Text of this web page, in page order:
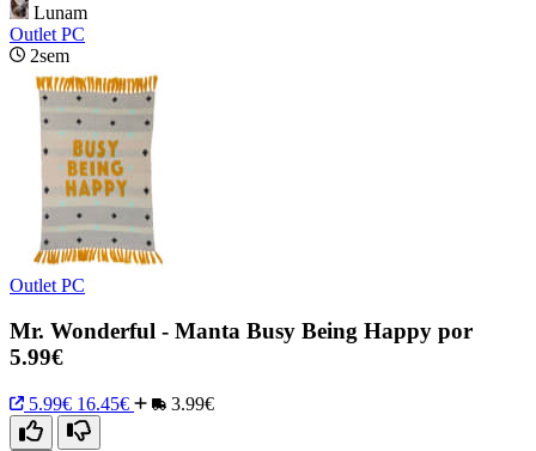
Lunam
Outlet PC
2sem
Outlet PC
Mr. Wonderful - Manta Busy Being Happy por
5.99€
5.99€ 16.45€ 3.99€